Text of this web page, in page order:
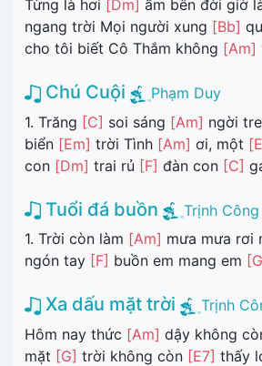
Từng là hơi [Dm] ấm bên đời giờ
ngang trời Mọi người xung [Bb]
cho tôi biết Cô Thắm không [Am]
Chú Cuội
Phạm Duy
1. Trăng [C] soi sáng [Am] ngời
biển [Em] trời Tình [Am] ơi, một
con [Dm] trai rủ [F] đàn con [C]
Tuổi đá buồn
Trịnh
1. Trời còn làm [Am] mưa mưa rơi
ngón tay [F] buồn em mang em
Xa dấu mặt trời
Trịnh
Hôm nay thức [Am] dậy không
mặt [G] trời không còn [E7] thấy